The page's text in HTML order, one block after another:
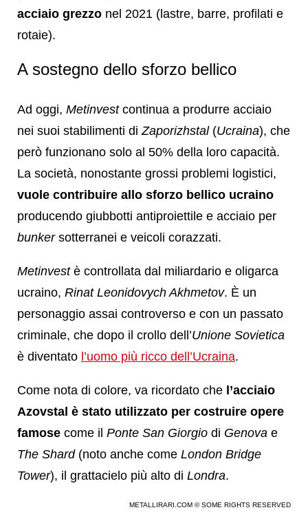
acciaio grezzo nel 2021 (lastre, barre, profilati e
rotaie).
A sostegno dello sforzo bellico
Ad oggi, Metinvestcontinua a produrre acciaio
nei suoi stabilimenti di Zaporizhstal(Ucraina), che
però funzionano solo al 50% della loro capacità.
La società, nonostante grossi problemi logistici,
vuole contribuire allo sforzo bellico ucraino
producendo giubbotti antiproiettile e acciaio per
bunkersotterranei e veicoli corazzati.
Metinvestè controllata dal miliardario e oligarca
ucraino, Rinat Leonidovych Akhmetov. È un
personaggio assai controverso e con un passato
criminale, che dopo il crollo dell’Unione Sovietica
è diventato l’uomo più ricco dell’Ucraina.
Come nota di colore, va ricordato che l’acciaio
Azovstal è stato utilizzato per costruire opere
famose come il Ponte San Giorgio di Genova e
The Shard(noto anche come London Bridge
Tower), il grattacielo più alto di Londra.
METALLIRARI.COM © SOME RIGHTS RESERVED